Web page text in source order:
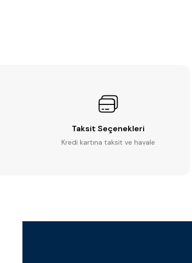
Taksit Seçenekleri
Kredi kartına taksit ve havale